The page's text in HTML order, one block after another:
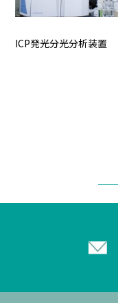
ICP発光分光分析装置